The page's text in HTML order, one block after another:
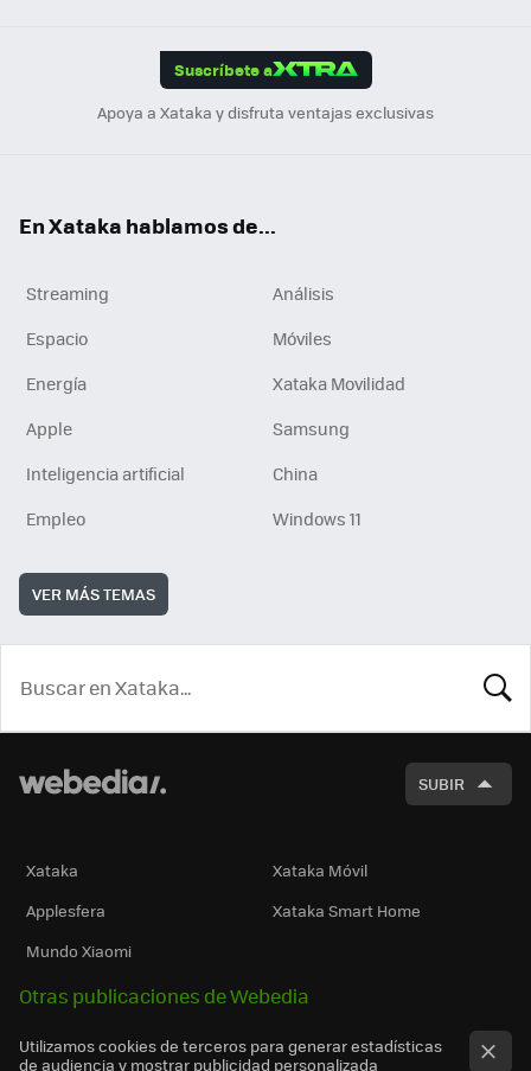
Suscríbete a
Apoya a Xataka y disfruta ventajas exclusivas
En Xataka hablamos de...
Streaming
Análisis
Espacio
Móviles
Energía
Xataka Movilidad
Apple
Samsung
Inteligencia artificial
China
Empleo
Windows 11
VER MÁS TEMAS
SUBIR
Xataka
Xataka Móvil
Applesfera
Xataka Smart Home
Mundo Xiaomi
Otras publicaciones de Webedia
Utilizamos cookies de terceros para generar estadísticas
de audiencia y mostrar publicidad personalizada